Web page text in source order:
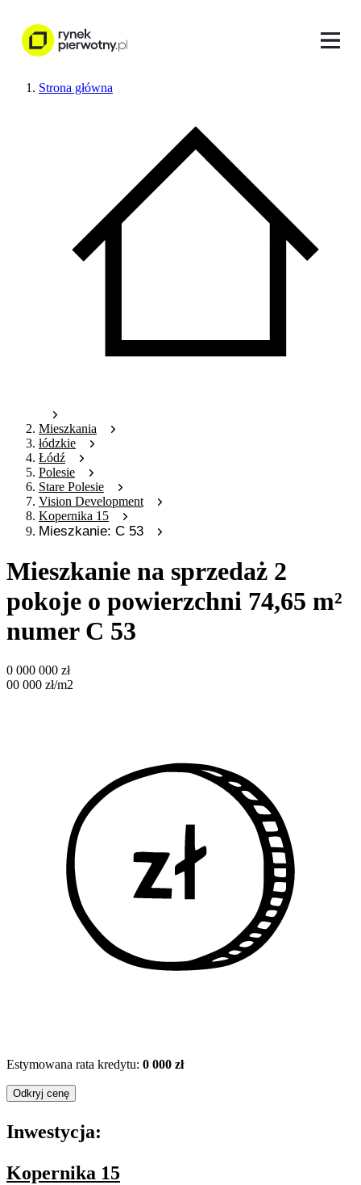
Strona główna
Mieszkania
łódzkie
Łódź
Polesie
Stare Polesie
Vision Development
Kopernika 15
Mieszkanie: C 53
Mieszkanie na sprzedaż 2
pokoje o powierzchni 74,65 m²
numer C 53
0 000 000 zł
00 000 zł/m2
Estymowana rata kredytu: 0 000 zł
Odkryj cenę
Inwestycja:
Kopernika 15